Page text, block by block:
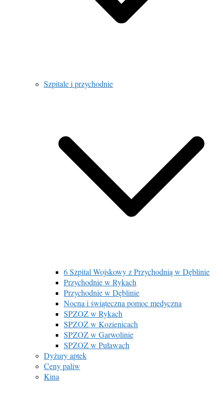
Szpitale i przychodnie
6 Szpital Wojskowy z Przychodnią w Dęblinie
Przychodnie w Rykach
Przychodnie w Dęblinie
Nocna i świąteczna pomoc medyczna
SPZOZ w Rykach
SPZOZ w Kozienicach
SPZOZ w Garwolinie
SPZOZ w Puławach
Dyżury aptek
Ceny paliw
Kina